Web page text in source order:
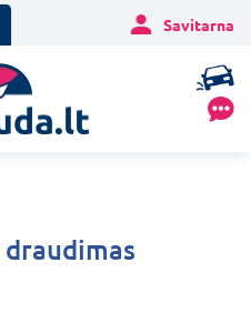
Savitarna